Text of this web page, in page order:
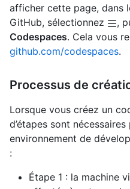
afficher cette page, dans
GitHub, sélectionnez
,
Codespaces. Cela vous
github.com/codespaces.
Processus de
Lorsque vous créez un
d’étapes sont
environnement de
:
Étape 1 : la machine